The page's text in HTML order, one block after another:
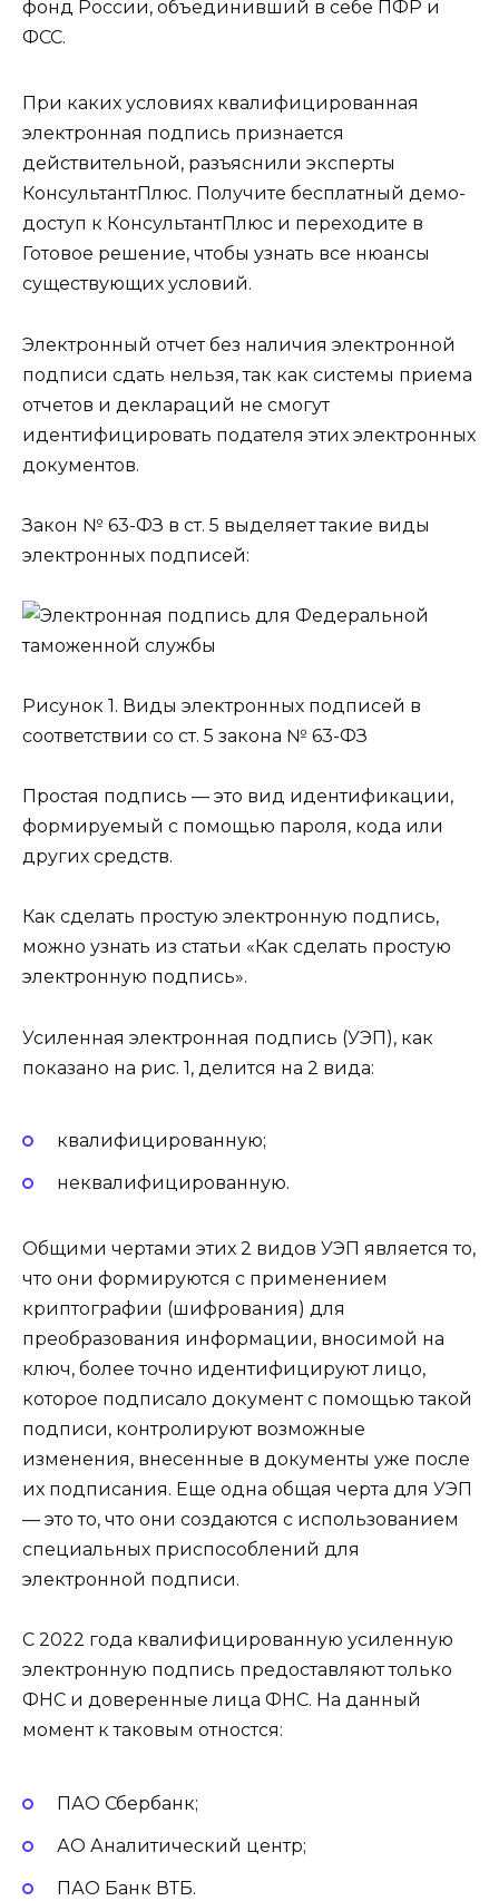
фонд России, объединивший в себе ПФР и
ФСС.
При каких условиях квалифицированная
электронная подпись признается
действительной, разъяснили эксперты
КонсультантПлюс. Получите бесплатный демо-
доступ к КонсультантПлюс и переходите в
Готовое решение, чтобы узнать все нюансы
существующих условий.
Электронный отчет без наличия электронной
подписи сдать нельзя, так как системы приема
отчетов и деклараций не смогут
идентифицировать подателя этих электронных
документов.
Закон № 63-ФЗ в ст. 5 выделяет такие виды
электронных подписей:
Рисунок 1. Виды электронных подписей в
соответствии со ст. 5 закона № 63-ФЗ
Простая подпись — это вид идентификации,
формируемый с помощью пароля, кода или
других средств.
Как сделать простую электронную подпись,
можно узнать из статьи «Как сделать простую
электронную подпись».
Усиленная электронная подпись (УЭП), как
показано на рис. 1, делится на 2 вида:
квалифицированную;
неквалифицированную.
Общими чертами этих 2 видов УЭП является то,
что они формируются с применением
криптографии (шифрования) для
преобразования информации, вносимой на
ключ, более точно идентифицируют лицо,
которое подписало документ с помощью такой
подписи, контролируют возможные
изменения, внесенные в документы уже после
их подписания. Еще одна общая черта для УЭП
— это то, что они создаются с использованием
специальных приспособлений для
электронной подписи.
С 2022 года квалифицированную усиленную
электронную подпись предоставляют только
ФНС и доверенные лица ФНС. На данный
момент к таковым отностся:
ПАО Сбербанк;
АО Аналитический центр;
ПАО Банк ВТБ.